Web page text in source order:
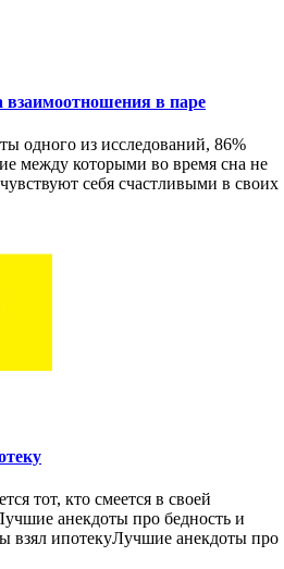
взаимоотношения в паре
одного из исследований, 86%
между которыми во время сна не
себя счастливыми в своих
тот, кто смеется в своей
анекдоты про бедность и
взял ипотекуЛучшие анекдоты про